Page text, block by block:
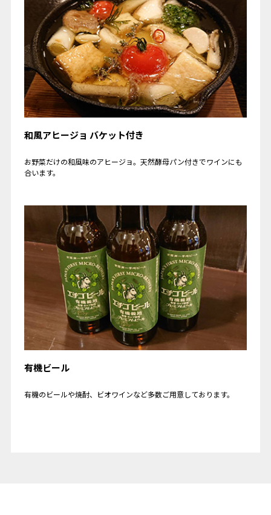
和風アヒージョ バケット付き
お野菜だけの和風味のアヒージョ。天然酵母パン付きでワインにも
合います。
有機ビール
有機のビールや焼酎、ビオワインなど多数ご用意しております。